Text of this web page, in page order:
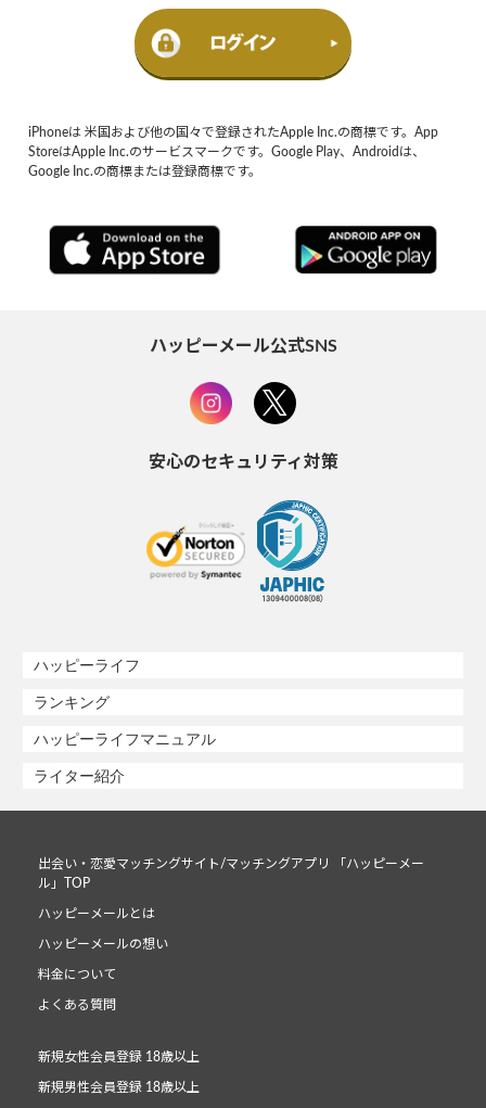
iPhoneは 米国および他の国々で登録されたApple Inc.の商標です。App
StoreはApple Inc.のサービスマークです。Google Play、Androidは、
Google Inc.の商標または登録商標です。
ハッピーメール公式SNS
安心のセキュリティ対策
ハッピーライフ
ランキング
ハッピーライフマニュアル
ライター紹介
出会い・恋愛マッチングサイト/マッチングアプリ 「ハッピーメー
ル」TOP
ハッピーメールとは
ハッピーメールの想い
料金について
よくある質問
新規女性会員登録 18歳以上
新規男性会員登録 18歳以上